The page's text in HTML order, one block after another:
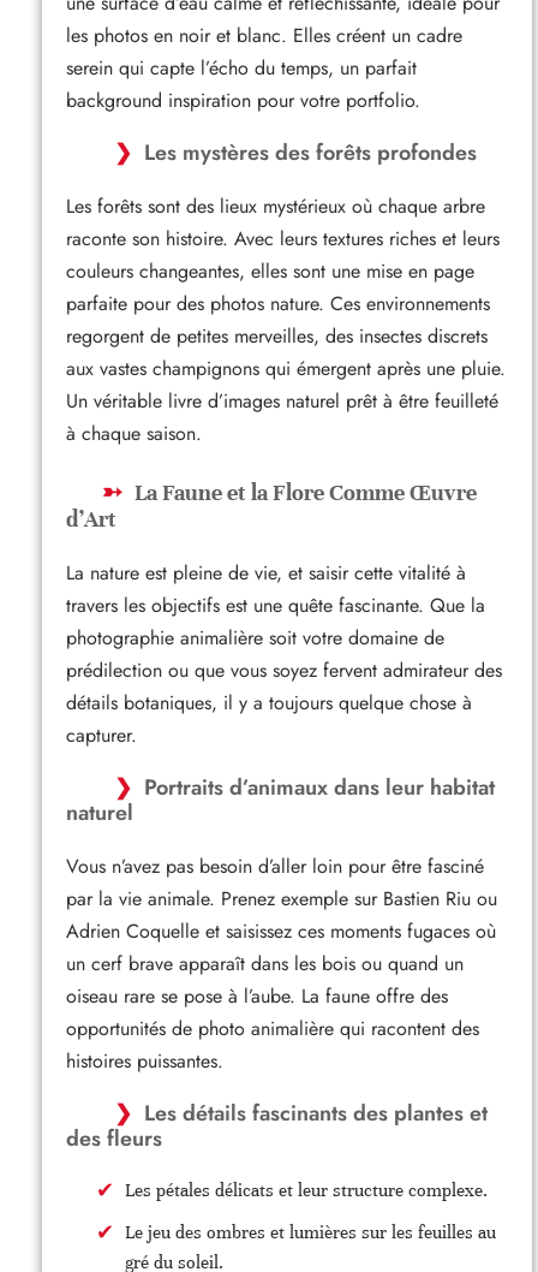
les photos en noir et blanc. Elles créent un cadre
serein qui capte l’écho du temps, un parfait
background inspiration pour votre portfolio.
Les mystères des forêts profondes
Les forêts sont des lieux mystérieux où chaque arbre
raconte son histoire. Avec leurs textures riches et leurs
couleurs changeantes, elles sont une mise en page
parfaite pour des photos nature. Ces environnements
regorgent de petites merveilles, des insectes discrets
aux vastes champignons qui émergent après une pluie.
Un véritable livre d’images naturel prêt à être feuilleté
à chaque saison.
La Faune et la Flore Comme Œuvre
d’Art
La nature est pleine de vie, et saisir cette vitalité à
travers les objectifs est une quête fascinante. Que la
photographie animalière soit votre domaine de
prédilection ou que vous soyez fervent admirateur des
détails botaniques, il y a toujours quelque chose à
capturer.
Portraits d’animaux dans leur habitat
naturel
Vous n’avez pas besoin d’aller loin pour être fasciné
par la vie animale. Prenez exemple sur Bastien Riu ou
Adrien Coquelle et saisissez ces moments fugaces où
un cerf brave apparaît dans les bois ou quand un
oiseau rare se pose à l’aube. La faune offre des
opportunités de photo animalière qui racontent des
histoires puissantes.
Les détails fascinants des plantes et
des fleurs
Les pétales délicats et leur structure complexe.
Le jeu des ombres et lumières sur les feuilles au
gré du soleil.